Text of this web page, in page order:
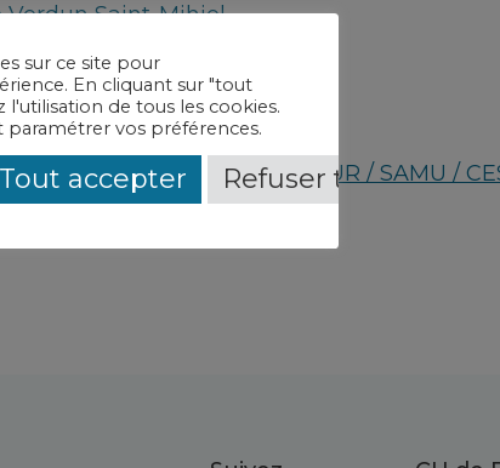
Verdun Saint-Mihiel
Saint-Mihiel
de courte durée / SMUR / SAMU /
sur ce site pour
En cliquant sur "tout
l'utilisation de tous les cookies.
vos préférences.
Tout accepter Refuser tout